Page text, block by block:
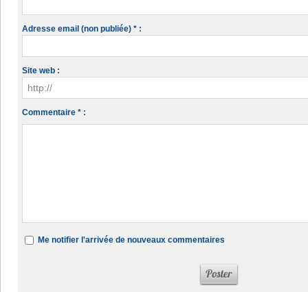
Adresse email (non publiée) * :
Site web :
Commentaire * :
Me notifier l'arrivée de nouveaux commentaires